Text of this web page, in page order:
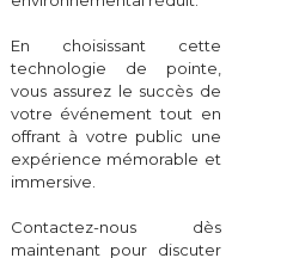
En choisissant cette
technologie de pointe,
vous assurez le succès de
votre événement tout en
offrant à votre public une
expérience mémorable et
immersive.
Contactez-nous dès
maintenant pour discuter